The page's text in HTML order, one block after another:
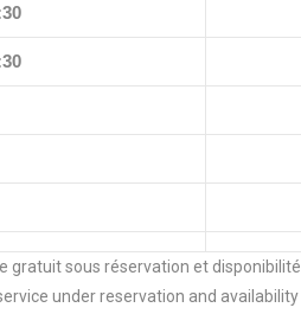
gratuit sous réservation et disponibilité
under reservation and availability